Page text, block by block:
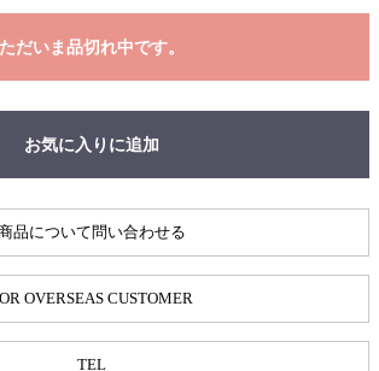
ただいま品切れ中です。
お気に入りに追加
品について問い合わせる
OVERSEAS CUSTOMER
TEL